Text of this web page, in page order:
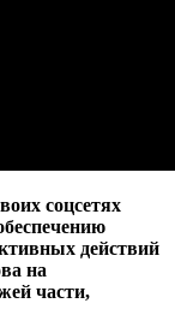
соцсетях
действий
на
части,